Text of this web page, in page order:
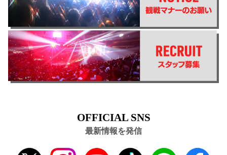
OFFICIAL SNS
最新情報を発信